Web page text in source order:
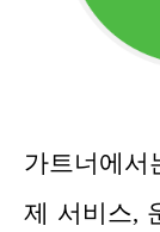
가트너에서
제 서비스,